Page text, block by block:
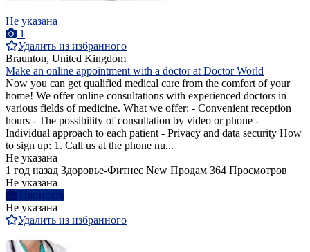
Не указана
1
Удалить из избранного
Braunton, United Kingdom
Make an online appointment with a doctor at Doctor World
Now you can get qualified medical care from the comfort of your
home! We offer online consultations with experienced doctors in
various fields of medicine. What we offer: - Convenient reception
hours - The possibility of consultation by video or phone -
Individual approach to each patient - Privacy and data security How
to sign up: 1. Call us at the phone nu...
Не указана
1 год назад Здоровье-Фитнес New Продам 364 Просмотров
Не указана
Написать
Не указана
Удалить из избранного